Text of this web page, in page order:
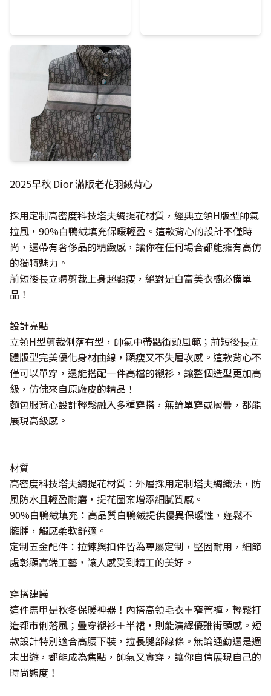
2025早秋 Dior 滿版老花羽絨背心
採用定制高密度科技塔夫綢提花材質，經典立領H版型帥氣
拉風，90%白鴨絨填充保暖輕盈。這款背心的設計不僅時
尚，還帶有奢侈品的精緻感，讓你在任何場合都能擁有高仿
的獨特魅力。
前短後長立體剪裁上身超顯瘦，絕對是白富美衣櫥必備單
品！
設計亮點
立領H型剪裁俐落有型，帥氣中帶點街頭風範；前短後長立
體版型完美優化身材曲線，顯瘦又不失層次感。這款背心不
僅可以單穿，還能搭配一件高檔的襯衫，讓整個造型更加高
級，仿佛來自原廠皮的精品！
麵包服背心設計輕鬆融入多種穿搭，無論單穿或層疊，都能
展現高級感。
材質
高密度科技塔夫綢提花材質：外層採用定制塔夫綢織法，防
風防水且輕盈耐磨，提花圖案增添細膩質感。
90%白鴨絨填充：高品質白鴨絨提供優異保暖性，蓬鬆不
臃腫，觸感柔軟舒適。
定制五金配件：拉鍊與扣件皆為專屬定制，堅固耐用，細節
處彰顯高端工藝，讓人感受到精工的美好。
穿搭建議
這件馬甲是秋冬保暖神器！內搭高領毛衣＋窄管褲，輕鬆打
造都市俐落風；疊穿襯衫＋半裙，則能演繹優雅街頭感。短
款設計特別適合高腰下裝，拉長腿部線條。無論通勤還是週
末出遊，都能成為焦點，帥氣又實穿，讓你自信展現自己的
時尚態度！